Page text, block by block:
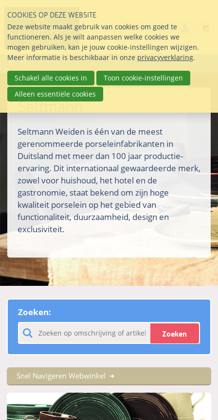
links
over
Direct
naar
inhoud
Direct
naar
het
info@seltmann-
Stel uw vraag
085 76 07 000
Search
Menu
Seltmann
Seltmann Weiden is één van de meest
gerenommeerde porseleinfabrikanten in
Duitsland met meer dan 100 jaar productie-
ervaring. Dit internationaal gewaardeerde merk,
zowel voor huishoud, het hotel en de
gastronomie, staat bekend om zijn hoge
kwaliteit porselein op het gebied van
functionaliteit, duurzaamheid, design en
exclusiviteit.
Zoeken:
Zoeken
Snel Navigeren Webwinkel
COOKIES OP DEZE WEBSITE
Deze website maakt gebruik van cookies om goed te
functioneren. Als je wilt aanpassen welke cookies we
mogen gebruiken, kan je jouw cookie-instellingen wijzigen.
Meer informatie is beschikbaar in onze privacyverklaring.
Schakel alle cookies in
Toon cookie-instellingen
Alleen essentiële cookies